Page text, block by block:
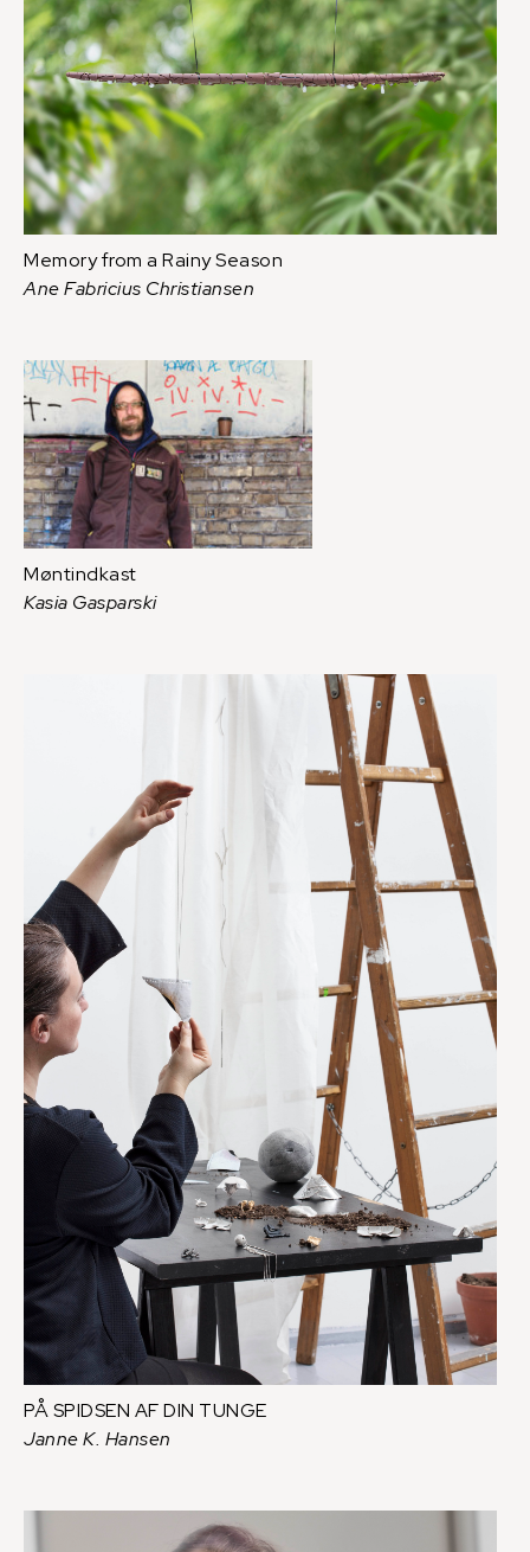
Memory from a Rainy Season
Ane Fabricius Christiansen
Møntindkast
Kasia Gasparski
PÅ SPIDSEN AF DIN TUNGE
Janne K. Hansen